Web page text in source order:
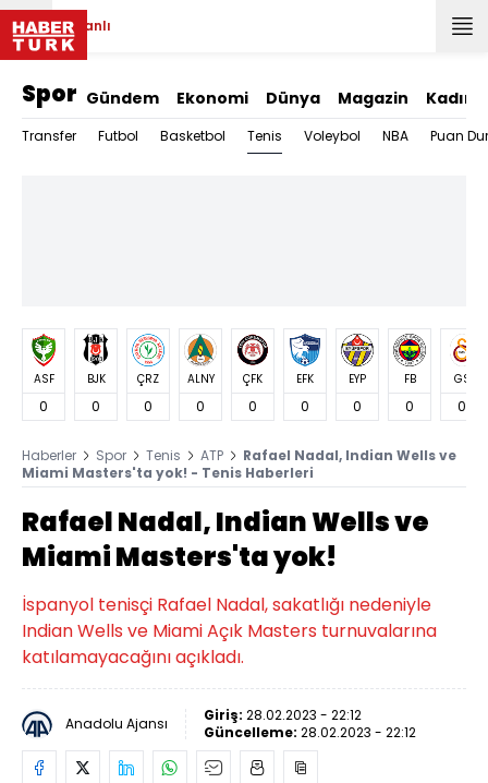
Canlı
Spor Gündem Ekonomi Dünya Magazin Kadın
Transfer Futbol Basketbol Tenis Voleybol NBA Puan
ASF
0
BJK
0
ÇRZ
0
ALNY
0
ÇFK
0
EFK
0
EYP
0
FB
0
GS
0
Haberler Spor Tenis ATP
Rafael Nadal, Indian Wells ve
Miami Masters'ta yok! - Tenis Haberleri
Rafael Nadal, Indian Wells ve
Miami Masters'ta yok!
İspanyol tenisçi Rafael Nadal, sakatlığı nedeniyle
Indian Wells ve Miami Açık Masters turnuvalarına
katılamayacağını açıkladı.
Anadolu Ajansı Giriş: 28.02.2023 - 22:12
Güncelleme: 28.02.2023 - 22:12